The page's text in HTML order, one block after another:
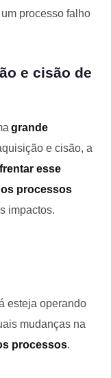
processo falho
e cisão de
grande
e cisão, a
esse
processos
impactos.
esteja operando
mudanças na
processos.